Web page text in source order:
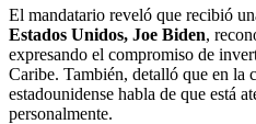
El mandatario reveló que recibió
Estados Unidos, Joe Biden,
expresando el compromiso de
Caribe. También, detalló que en la
estadounidense habla de que está
personalmente.